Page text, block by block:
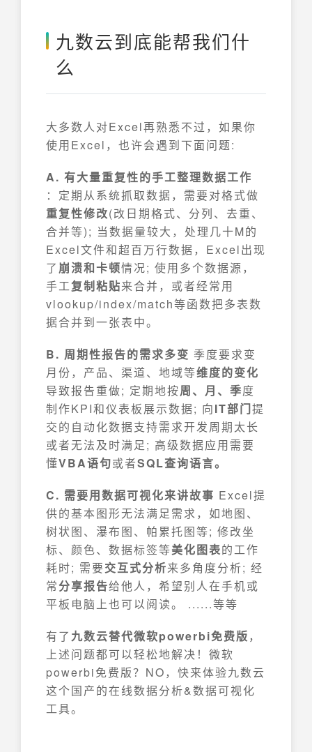
九数云到底能帮我们什
么
大多数人对Excel再熟悉不过，如果你
使用Excel，也许会遇到下面问题:
A. 有大量重复性的手工整理数据工作
：定期从系统抓取数据，需要对格式做
重复性修改(改日期格式、分列、去重、
合并等); 当数据量较大，处理几十M的
Excel文件和超百万行数据，Excel出现
了 崩溃和卡顿情况; 使用多个数据源，
手工复制粘贴来合并，或者经常用
vlookup/index/match等函数把多表数
据合并到一张表中。
B. 周期性报告的需求多变 季度要求变
月份，产品、渠道、地域等维度的变化
导致报告重做; 定期地按周、月、季度
制作KPI和仪表板展示数据; 向IT部门提
交的自动化数据支持需求开发周期太长
或者无法及时满足; 高级数据应用需要
懂VBA语句或者SQL查询语言。
C. 需要用数据可视化来讲故事 Excel提
供的基本图形无法满足需求，如地图、
树状图、瀑布图、帕累托图等; 修改坐
标、颜色、数据标签等美化图表的工作
耗时; 需要交互式分析来多角度分析; 经
常分享报告给他人，希望别人在手机或
平板电脑上也可以阅读。 ......等等
有了 九数云替代微软powerbi免费版 ，
上述问题都可以轻松地解决！微软
powerbi免费版？NO，快来体验九数云
这个国产的在线数据分析&数据可视化
工具。